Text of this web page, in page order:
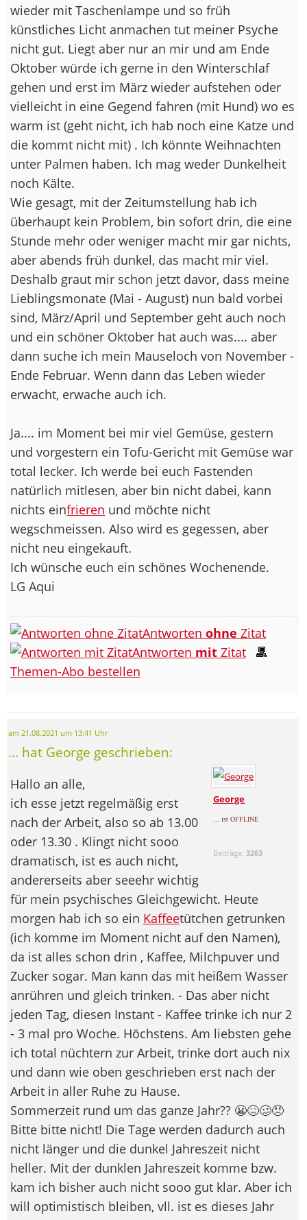
wieder mit Taschenlampe und so früh
künstliches Licht anmachen tut meiner Psyche
nicht gut. Liegt aber nur an mir und am Ende
Oktober würde ich gerne in den Winterschlaf
gehen und erst im März wieder aufstehen oder
vielleicht in eine Gegend fahren (mit Hund) wo es
warm ist (geht nicht, ich hab noch eine Katze und
die kommt nicht mit) . Ich könnte Weihnachten
unter Palmen haben. Ich mag weder Dunkelheit
noch Kälte.
Wie gesagt, mit der Zeitumstellung hab ich
überhaupt kein Problem, bin sofort drin, die eine
Stunde mehr oder weniger macht mir gar nichts,
aber abends früh dunkel, das macht mir viel.
Deshalb graut mir schon jetzt davor, dass meine
Lieblingsmonate (Mai - August) nun bald vorbei
sind, März/April und September geht auch noch
und ein schöner Oktober hat auch was.... aber
dann suche ich mein Mauseloch von November -
Ende Februar. Wenn dann das Leben wieder
erwacht, erwache auch ich.
Ja.... im Moment bei mir viel Gemüse, gestern
und vorgestern ein Tofu-Gericht mit Gemüse war
total lecker. Ich werde bei euch Fastenden
natürlich mitlesen, aber bin nicht dabei, kann
nichts einfrieren und möchte nicht
wegschmeissen. Also wird es gegessen, aber
nicht neu eingekauft.
Ich wünsche euch ein schönes Wochenende.
LG Aqui
Antworten ohne Zitat
Antworten mit Zitat
Themen-Abo bestellen
am 21.08.2021 um 13:41 Uhr
... hat George geschrieben:
George
... ist OFFLINE
Beiträge:3263
Hallo an alle,
ich esse jetzt regelmäßig erst
nach der Arbeit, also so ab 13.00
oder 13.30 . Klingt nicht sooo
dramatisch, ist es auch nicht,
andererseits aber seeehr wichtig
für mein psychisches Gleichgewicht. Heute
morgen hab ich so ein Kaffeetütchen getrunken
(ich komme im Moment nicht auf den Namen),
da ist alles schon drin , Kaffee, Milchpuver und
Zucker sogar. Man kann das mit heißem Wasser
anrühren und gleich trinken. - Das aber nicht
jeden Tag, diesen Instant - Kaffee trinke ich nur 2
- 3 mal pro Woche. Höchstens. Am liebsten gehe
ich total nüchtern zur Arbeit, trinke dort auch nix
und dann wie oben geschrieben erst nach der
Arbeit in aller Ruhe zu Hause.
Sommerzeit rund um das ganze Jahr?? 😬😖🥴😠
Bitte bitte nicht! Die Tage werden dadurch auch
nicht länger und die dunkel Jahreszeit nicht
heller. Mit der dunklen Jahreszeit komme bzw.
kam ich bisher auch nicht sooo gut klar. Aber ich
will optimistisch bleiben, vll. ist es dieses Jahr